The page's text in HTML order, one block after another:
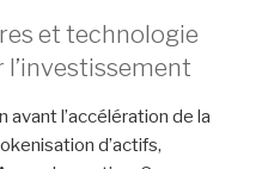
et technologie
l’accélération de la
d’actifs,